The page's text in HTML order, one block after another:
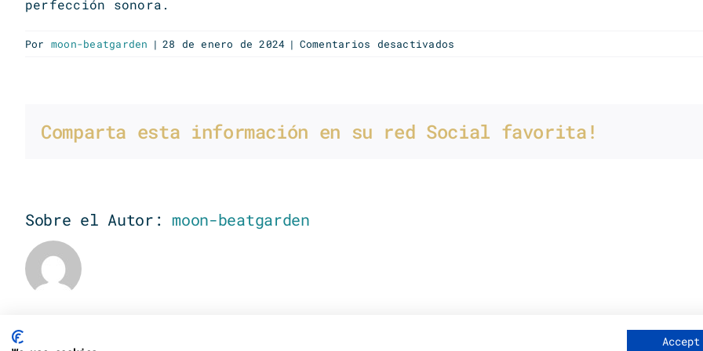
perfección sonora.
Por moon-beatgarden | 28 de enero de 2024 | Comentarios desactivados
Comparta esta información en su red Social favorita!
Sobre el Autor: moon-beatgarden